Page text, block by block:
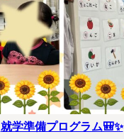
就学準備プログラム🎒✨